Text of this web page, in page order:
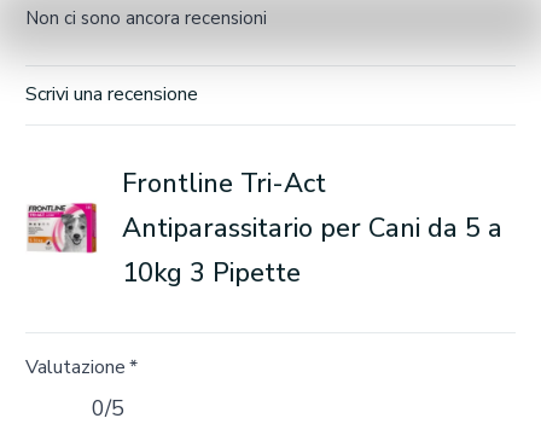
Non ci sono ancora recensioni
Scrivi una recensione
Frontline Tri-Act
Antiparassitario per Cani da 5 a
10kg 3 Pipette
Valutazione*
0/5